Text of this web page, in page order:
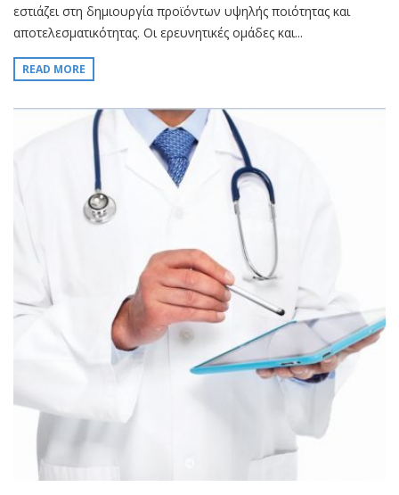
εστιάζει στη δημιουργία προϊόντων υψηλής ποιότητας και
αποτελεσματικότητας. Οι ερευνητικές ομάδες και...
READ MORE